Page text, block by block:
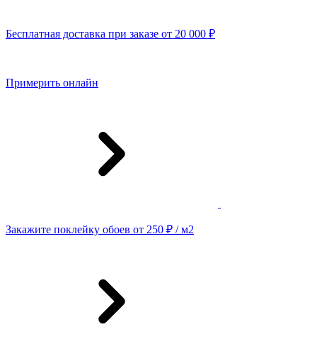
Бесплатная доставка при заказе от 20 000 ₽
Примерить онлайн
Закажите поклейку обоев от 250 ₽ / м2